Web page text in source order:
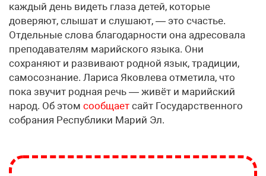
каждый день видеть глаза детей, которые
доверяют, слышат и слушают, — это счастье.
Отдельные слова благодарности она адресовала
преподавателям марийского языка. Они
сохраняют и развивают родной язык, традиции,
самосознание. Лариса Яковлева отметила, что
пока звучит родная речь — живёт и марийский
народ. Об этом сообщает сайт Государственного
собрания Республики Марий Эл.